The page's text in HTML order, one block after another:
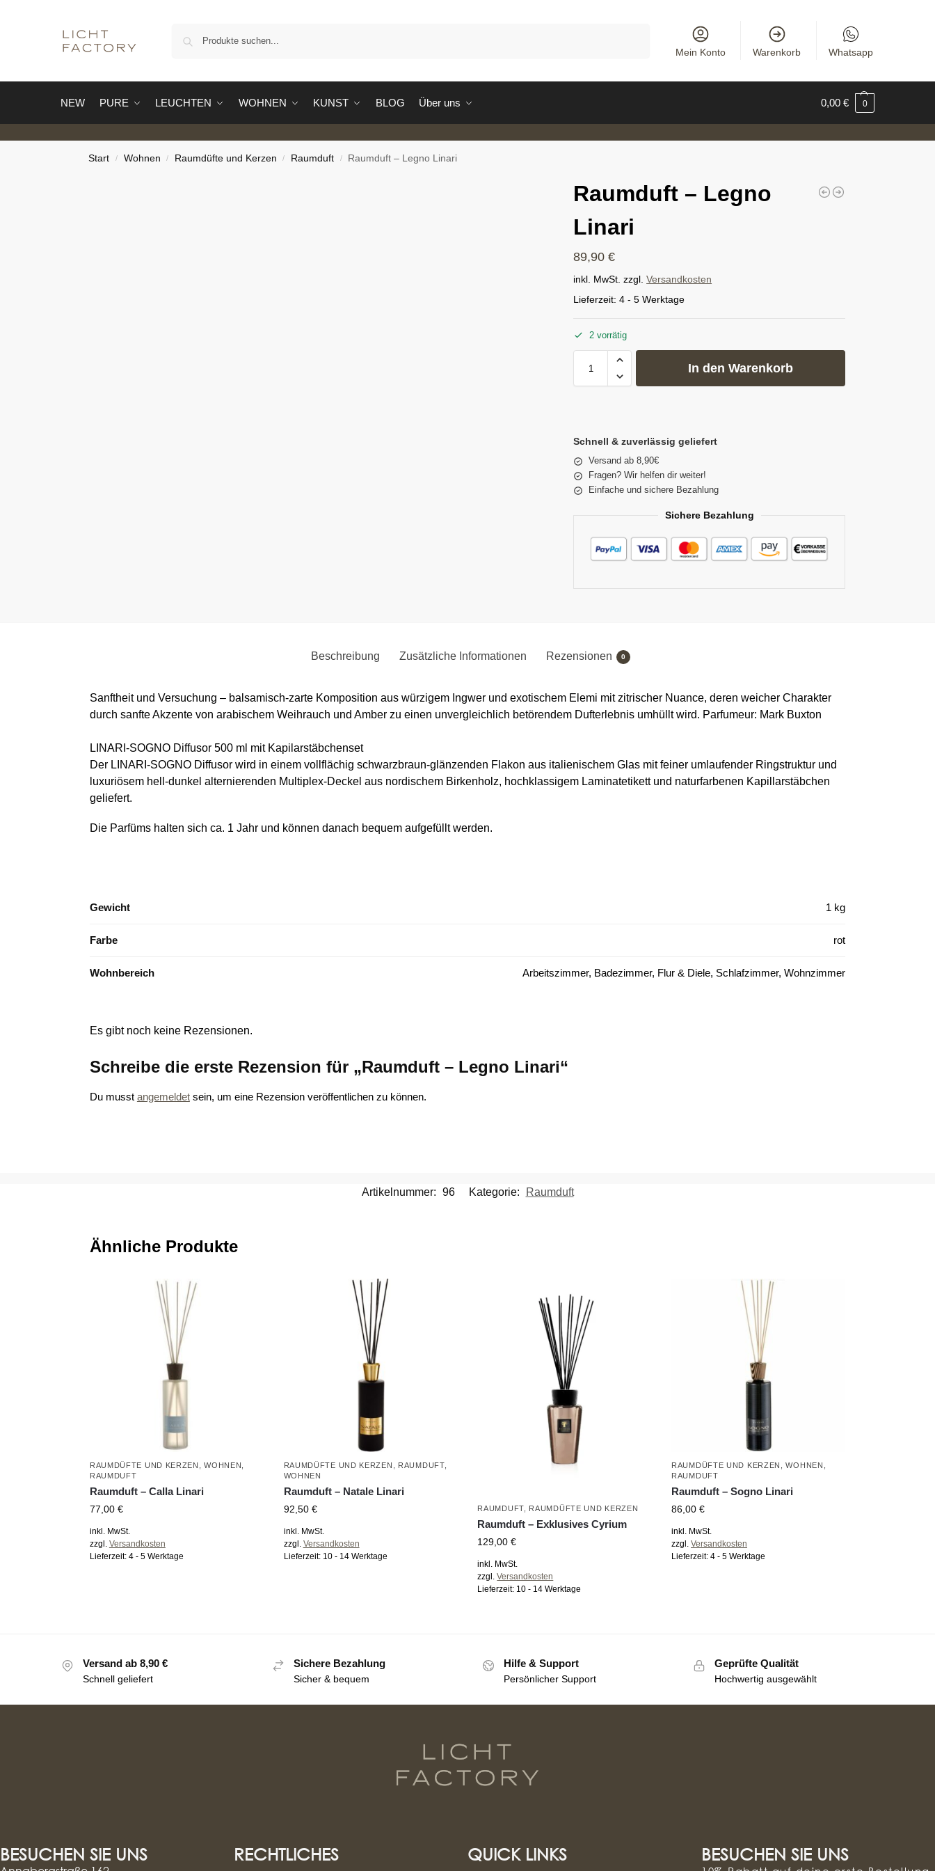
Mein Konto Warenkorb Whatsapp
NEW PURE LEUCHTEN WOHNEN KUNST BLOG Über uns 0,00 € 0
Start / Wohnen / Raumdüfte und Kerzen / Raumduft / Raumduft – Legno Linari
Raumduft – Legno
Linari
89,90€
inkl. MwSt. zzgl.Versandkosten
Lieferzeit:4 - 5 Werktage
2 vorrätig
In den Warenkorb
Schnell & zuverlässig geliefert
Versand ab 8,90€
Fragen? Wir helfen dir weiter!
Einfache und sichere Bezahlung
Sichere Bezahlung
Beschreibung Zusätzliche Informationen Rezensionen 0
Sanftheit und Versuchung – balsamisch-zarte Komposition aus würzigem Ingwer und exotischem Elemi mit zitrischer Nuance, deren weicher Charakter
durch sanfte Akzente von arabischem Weihrauch und Amber zu einen unvergleichlich betörendem Dufterlebnis umhüllt wird. Parfumeur: Mark Buxton
LINARI-SOGNO Diffusor 500 ml mit Kapilarstäbchenset
Der LINARI-SOGNO Diffusor wird in einem vollflächig schwarzbraun-glänzenden Flakon aus italienischem Glas mit feiner umlaufender Ringstruktur und
luxuriösem hell-dunkel alternierenden Multiplex-Deckel aus nordischem Birkenholz, hochklassigem Laminatetikett und naturfarbenen Kapillarstäbchen
geliefert.
Die Parfüms halten sich ca. 1 Jahr und können danach bequem aufgefüllt werden.
Gewicht 1 kg
Farbe rot
Wohnbereich Arbeitszimmer, Badezimmer, Flur & Diele, Schlafzimmer, Wohnzimmer
Es gibt noch keine Rezensionen.
Schreibe die erste Rezension für „Raumduft – Legno Linari“
Du musst angemeldetsein, um eine Rezension veröffentlichen zu können.
Artikelnummer: 96 Kategorie: Raumduft
Ähnliche Produkte
RAUMDÜFTE UND KERZEN ,WOHNEN
RAUMDUFT
Raumduft – Calla Linari
77,00 €
inkl. MwSt.
zzgl. Versandkosten
Lieferzeit: 4 - 5 Werktage
RAUMDÜFTE UND KERZEN RAUMDUFT,
WOHNEN
Raumduft – Natale Linari
92,50 €
inkl. MwSt.
zzgl. Versandkosten
Lieferzeit: 10 - 14 Werktage
RAUMDUFT, RAUMDÜFTE UND KERZEN
Raumduft – Exklusives Cyrium
129,00€
inkl. MwSt.
zzgl.Versandkosten
Lieferzeit: 10 - 14 Werktage
RAUMDÜFTE UND KERZEN ,WOHNEN
RAUMDUFT
Raumduft – Sogno Linari
86,00€
inkl. MwSt.
zzgl.Versandkosten
Lieferzeit:4 - 5 Werktage
Versand ab 8,90 €
Schnell geliefert
Sichere Bezahlung
Sicher & bequem
Hilfe & Support
Persönlicher Support
Geprüfte Qualität
Hochwertig ausgewählt
BESUCHEN SIE UNS RECHTLICHES QUICK LINKS BESUCHEN SIE UNS